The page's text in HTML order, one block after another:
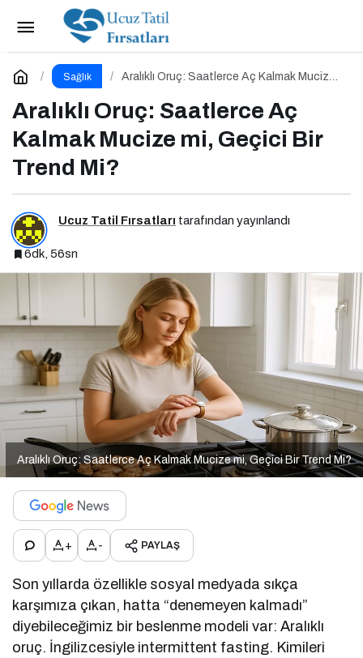
Sağlık
Aralıklı Oruç: Saatlerce Aç Kalmak Mucize
Aralıklı Oruç: Saatlerce Aç
Kalmak Mucize mi, Geçici Bir
Trend Mi?
Ucuz Tatil Fırsatları tarafından yayınlandı
6dk, 56sn
Aralıklı Oruç: Saatlerce Aç Kalmak Mucize mi, Geçici Bir Trend Mi?
+ - PAYLAŞ
Son yıllarda özellikle sosyal medyada sıkça
karşımıza çıkan, hatta “denemeyen kalmadı”
diyebileceğimiz bir beslenme modeli var: Aralıklı
oruç. İngilizcesiyle intermittent fasting. Kimileri
Laktoz İntoleransı